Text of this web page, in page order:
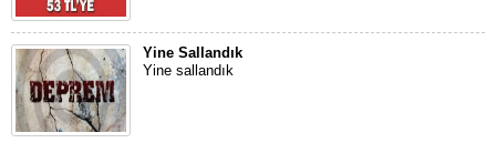
Yine Sallandık
Yine sallandık